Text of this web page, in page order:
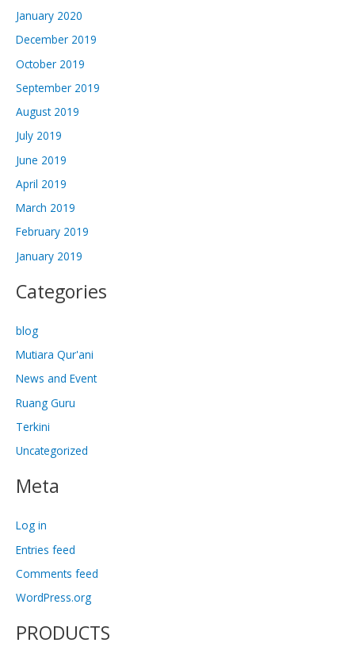
January 2020
December 2019
October 2019
September 2019
August 2019
July 2019
June 2019
April 2019
March 2019
February 2019
January 2019
Categories
blog
Mutiara Qur'ani
News and Event
Ruang Guru
Terkini
Uncategorized
Meta
Log in
Entries feed
Comments feed
WordPress.org
PRODUCTS